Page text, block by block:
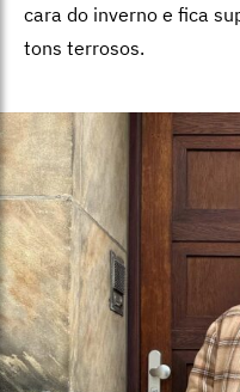
cara do inverno e fica
tons terrosos.